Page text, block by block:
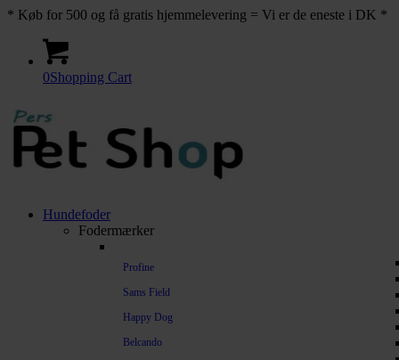
* Køb for 500 og få gratis hjemmelevering = Vi er de eneste i DK *
0Shopping Cart
Hundefoder
Fodermærker
Profine
Sams Field
Happy Dog
Belcando